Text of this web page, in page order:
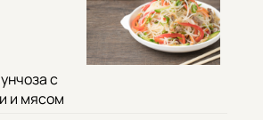
с
и мясом